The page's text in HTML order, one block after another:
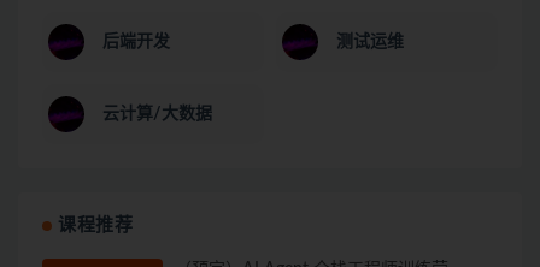
后端开发 测试运维
云计算/大数据
课程推荐